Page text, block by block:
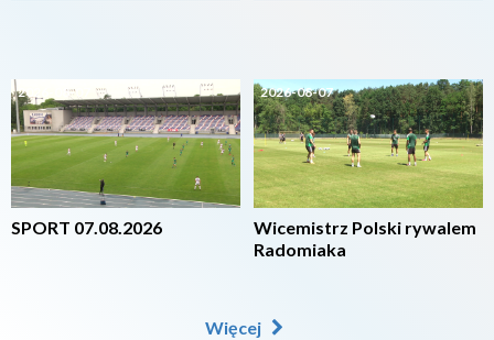
2026-08-07
SPORT 07.08.2026
2026-08-07
Wicemistrz Polski rywalem
Radomiaka
Więcej